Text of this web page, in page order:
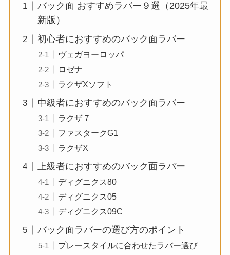
バック面 おすすめラバー９選（2025年最
新版）
初心者におすすめのバック面ラバー
ヴェガヨーロッパ
ロゼナ
ラクザXソフト
中級者におすすめのバック面ラバー
ラクザ７
ファスタークG1
ラクザX
上級者におすすめのバック面ラバー
ディグニクス80
ディグニクス05
ディグニクス09C
バック面ラバーの選び方のポイント
プレースタイルに合わせたラバー選び